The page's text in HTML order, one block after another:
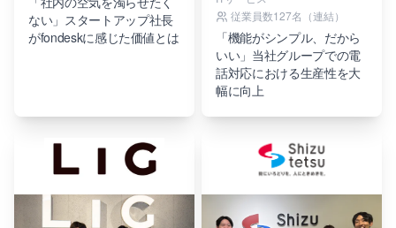
ない」スタートアップ社長
がfondeskに感じた価値とは
従業員数127名（連結）
「機能がシンプル、だから
いい」当社グループでの電
話対応における生産性を大
幅に向上